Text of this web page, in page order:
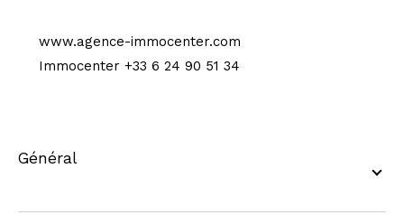
www.agence-immocenter.com
Immocenter +33 6 24 90 51 34
général